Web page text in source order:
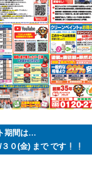
期間は…
０(金) までです